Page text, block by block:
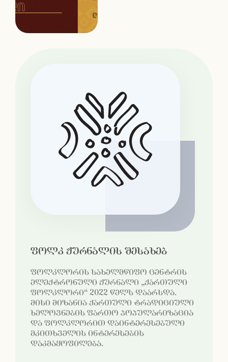
ფოლკ ჟურნალის შესახებ
ფოლკლორის სახელმწიფო ცენტრის
ელექტრონული ჟურნალი „ქართული
ფოლკლორი“ 2022 წელს დაარსდა.
მისი მიზანია ქართული ტრადიციული
ხელოვნების ფართო პოპულარიზაცია
და ფოლკლორით დაინტერესებული
მკითხველის ინტერესების
დაკმაყოფილება.